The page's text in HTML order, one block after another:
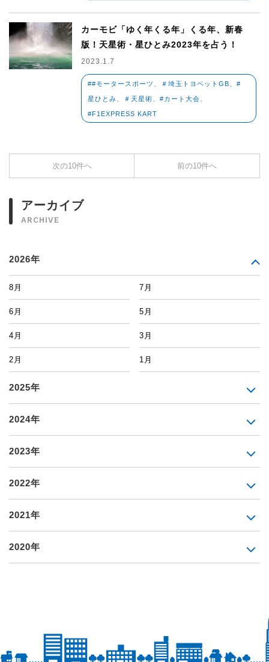
カーモビ「ゆく年くる年」くる年、新春
版！天星術・星ひとみ2023年を占う！
2023.1.7
##モータースポーツ、＃埼玉トヨペットGB、#
星ひとみ、＃天星術、#カート大会、
#F1EXPRESS KART
次の10件へ 前の10件へ
アーカイブ
ARCHIVE
2026年
8月 7月
6月 5月
4月 3月
2月 1月
2025年
2024年
2023年
2022年
2021年
2020年